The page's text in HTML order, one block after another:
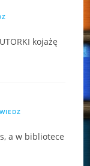
kojażę
a w bibliotece